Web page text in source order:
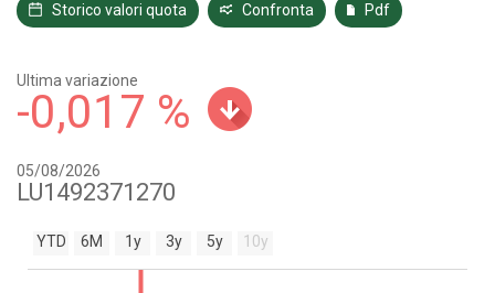
Storico valori quota Confronta Pdf
Ultima variazione
-0,017 %
05/08/2026
LU1492371270
YTD 6M 1y 3y 5y 10y